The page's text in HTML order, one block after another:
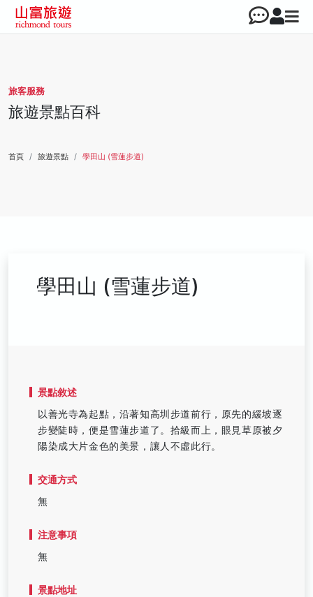
旅客服務
旅遊景點百科
首頁 旅遊景點 學田山 (雪蓮步道)
學田山 (雪蓮步道)
景點敘述
以善光寺為起點，沿著知高圳步道前行，原先的緩坡逐
步變陡時，便是雪蓮步道了。拾級而上，眼見草原被夕
陽染成大片金色的美景，讓人不虛此行。
交通方式
無
注意事項
無
景點地址